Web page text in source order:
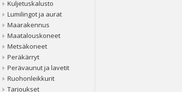
Kuljetuskalusto
Lumilingot ja aurat
Maarakennus
Maatalouskoneet
Metsäkoneet
Peräkärryt
Perävaunut ja lavetit
Ruohonleikkurit
Tarjoukset